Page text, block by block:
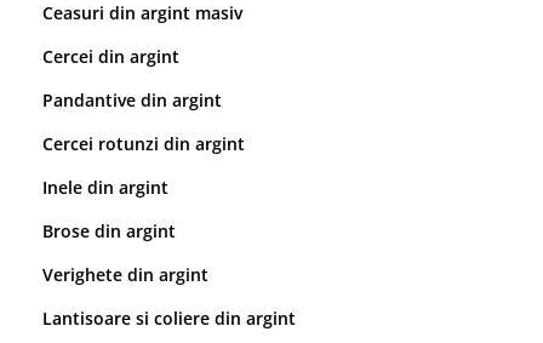
Ceasuri din argint masiv
Cercei din argint
Pandantive din argint
Cercei rotunzi din argint
Inele din argint
Brose din argint
Verighete din argint
Lantisoare si coliere din argint